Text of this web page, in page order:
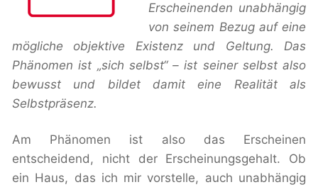
Erscheinenden unabhängig
von seinem Bezug auf eine
mögliche objektive Existenz und Geltung. Das
Phänomen ist „sich selbst“ – ist seiner selbst also
bewusst und bildet damit eine Realität als
Selbstpräsenz.
Am Phänomen ist also das Erscheinen
entscheidend, nicht der Erscheinungsgehalt. Ob
ein Haus, das ich mir vorstelle, auch unabhängig